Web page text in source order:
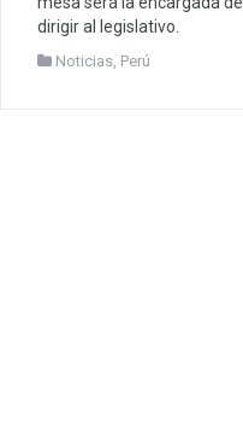
dirigir al legislativo.
Noticias, Perú